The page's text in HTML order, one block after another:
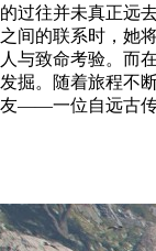
过往并未真正远
间的联系时，她
与致命考验。而
掘。随着旅程不
——一位自远古